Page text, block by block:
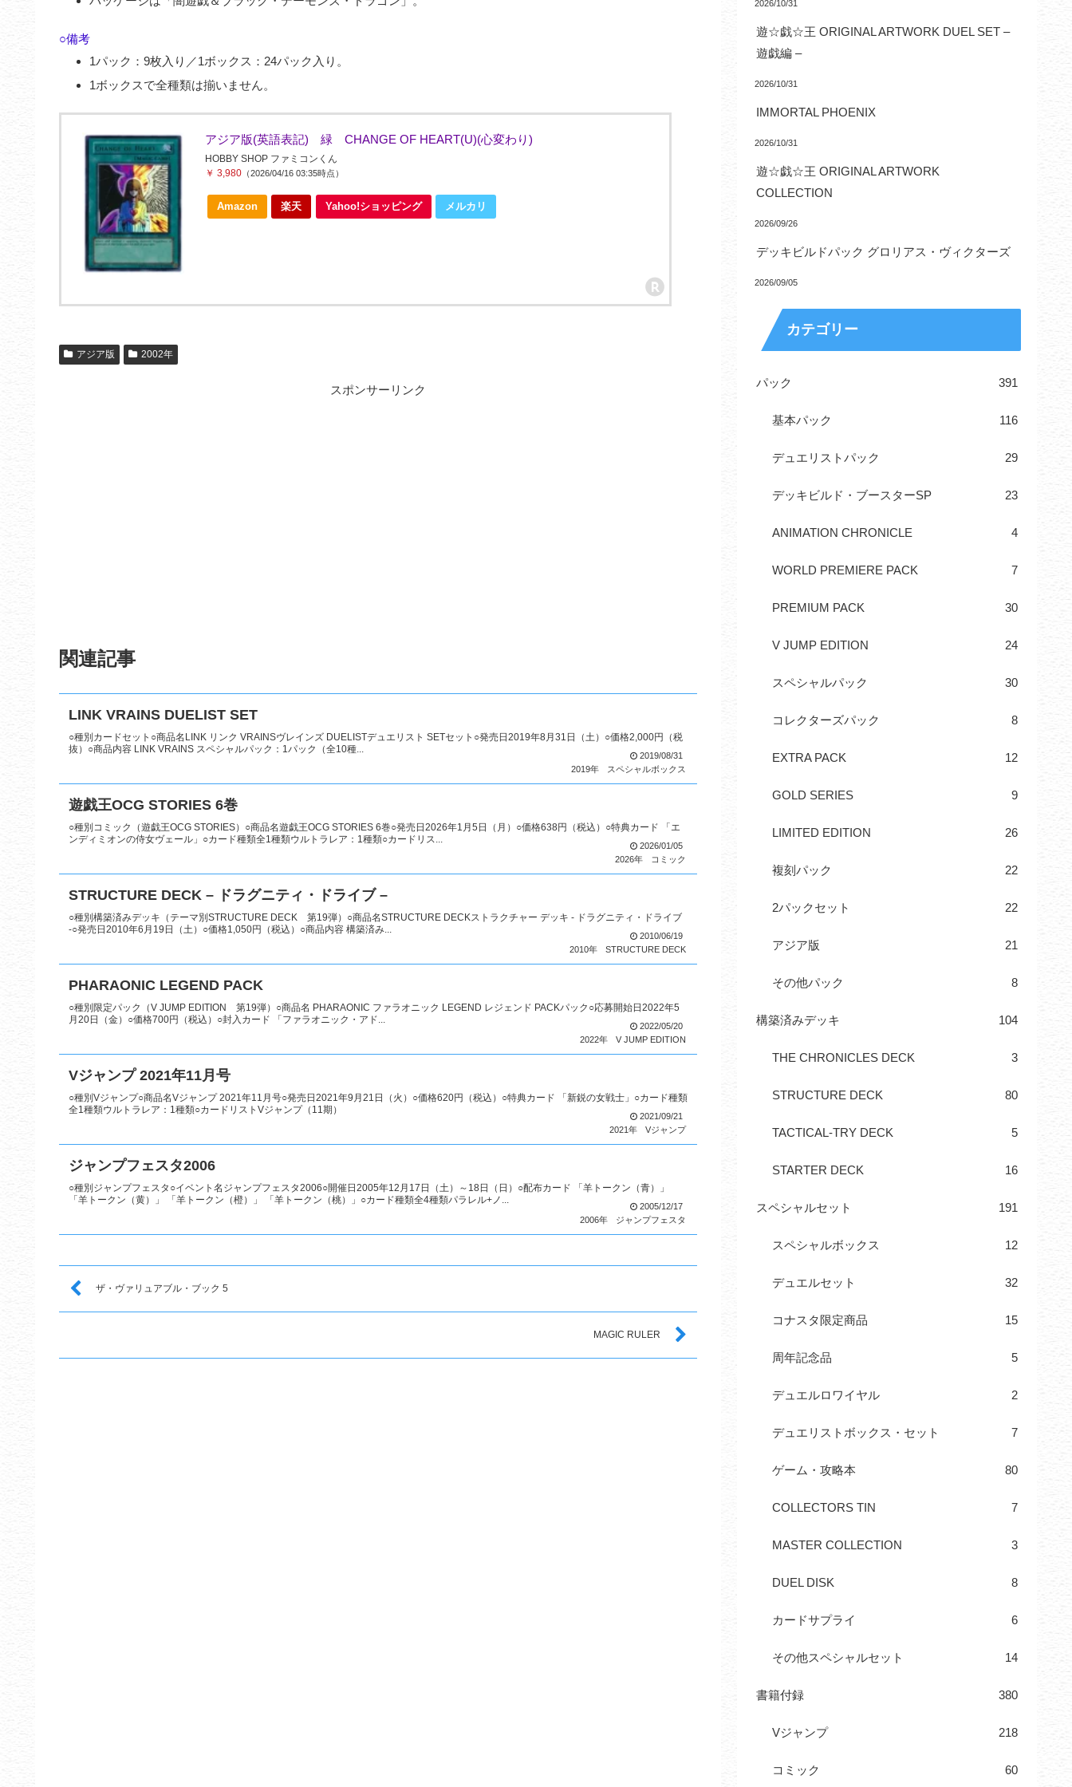
○備考
1パック：9枚入り／1ボックス：24パック入り。
1ボックスで全種類は揃いません。
アジア版(英語表記) 緑 CHANGE OF HEART(U)(心変わり)
HOBBY SHOP ファミコンくん
￥ 3,980（2026/04/16 03:35時点）
Amazon 楽天 Yahoo!ショッピング メルカリ
アジア版 2002年
スポンサーリンク
関連記事
LINK VRAINS DUELIST SET
○種別カードセット○商品名LINK リンク VRAINSヴレインズ DUELISTデュエリスト SETセット○発売日2019年8月31日（土）○価格2,000円（税
抜）○商品内容 LINK VRAINS スペシャルパック：1パック（全10種...
2019/08/31
2019年
スペシャルボックス
遊戯王OCG STORIES 6巻
○種別コミック（遊戯王OCG STORIES）○商品名遊戯王OCG STORIES 6巻○発売日2026年1月5日（月）○価格638円（税込）○特典カード 「エ
ンディミオンの侍女ヴェール」○カード種類全1種類ウルトラレア：1種類○カードリス...
2026/01/05
2026年
コミック
STRUCTURE DECK – ドラグニティ・ドライブ –
○種別構築済みデッキ（テーマ別STRUCTURE DECK 第19弾）○商品名STRUCTURE DECKストラクチャー デッキ - ドラグニティ・ドライブ
-○発売日2010年6月19日（土）○価格1,050円（税込）○商品内容 構築済み...
2010/06/19
2010年
STRUCTURE DECK
PHARAONIC LEGEND PACK
○種別限定パック（V JUMP EDITION 第19弾）○商品名 PHARAONIC ファラオニック LEGEND レジェンド PACKパック○応募開始日2022年5
月20日（金）○価格700円（税込）○封入カード 「ファラオニック・アド...
2022/05/20
2022年
V JUMP EDITION
Vジャンプ 2021年11月号
○種別Vジャンプ○商品名Vジャンプ 2021年11月号○発売日2021年9月21日（火）○価格620円（税込）○特典カード 「新鋭の女戦士」○カード種類
全1種類ウルトラレア：1種類○カードリストVジャンプ（11期）
2021/09/21
2021年
Vジャンプ
ジャンプフェスタ2006
○種別ジャンプフェスタ○イベント名ジャンプフェスタ2006○開催日2005年12月17日（土）～18日（日）○配布カード 「羊トークン（青）」
「羊トークン（黄）」 「羊トークン（橙）」 「羊トークン（桃）」○カード種類全4種類パラレル+ノ...
2005/12/17
2006年
ジャンプフェスタ
ザ・ヴァリュアブル・ブック 5
MAGIC RULER
2026/10/31
遊☆戯☆王 ORIGINAL ARTWORK DUEL SET –
遊戯編 –
2026/10/31
IMMORTAL PHOENIX
2026/10/31
遊☆戯☆王 ORIGINAL ARTWORK
COLLECTION
2026/09/26
デッキビルドパック グロリアス・ヴィクターズ
2026/09/05
カテゴリー
パック 391
基本パック 116
デュエリストパック 29
デッキビルド・ブースターSP 23
ANIMATION CHRONICLE 4
WORLD PREMIERE PACK 7
PREMIUM PACK 30
V JUMP EDITION 24
スペシャルパック 30
コレクターズパック 8
EXTRA PACK 12
GOLD SERIES 9
LIMITED EDITION 26
複刻パック 22
2パックセット 22
アジア版 21
その他パック 8
構築済みデッキ 104
THE CHRONICLES DECK 3
STRUCTURE DECK 80
TACTICAL-TRY DECK 5
STARTER DECK 16
スペシャルセット 191
スペシャルボックス 12
デュエルセット 32
コナスタ限定商品 15
周年記念品 5
デュエルロワイヤル 2
デュエリストボックス・セット 7
ゲーム・攻略本 80
COLLECTORS TIN 7
MASTER COLLECTION 3
DUEL DISK 8
カードサプライ 6
その他スペシャルセット 14
書籍付録 380
Vジャンプ 218
コミック 60